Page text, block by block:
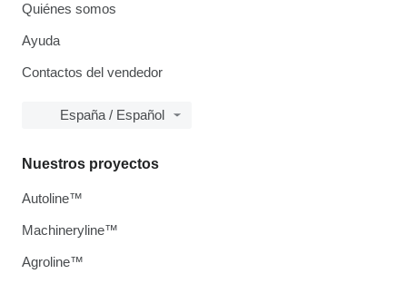
Quiénes somos
Ayuda
Contactos del vendedor
España / Español
Nuestros proyectos
Autoline™
Machineryline™
Agroline™